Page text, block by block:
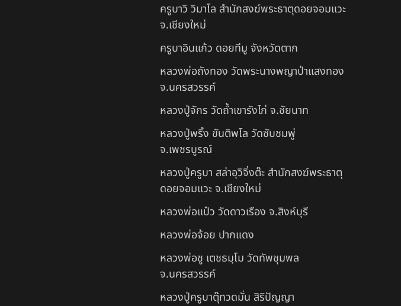
ครูบาวิ วิมาโล สำนักสงฆ์พระธาตุดอยจอมแวะ
จ.เชียงใหม่
ครูบาอินแก้ว ดอยทีมู จังหวัดตาก
หลวงพ่อถังทอง วัดพระนางพญาป่าแสงทอง
จ.นครสวรรค์
หลวงปู่จักร วัดถ้ำเขารังไก่ จ.ชัยนาท
หลวงปู่พริ้ง ขันติพโล วัดซับชมพู่
จ.เพชรบูรณ์
หลวงปู่ครูบา สล่าอุวิจิ่งต๊ะ สำนักสงฆ์พระธาตุ
ดอยจอมแวะ จ.เชียงใหม่
หลวงพ่อแป๋ว วัดดาวเรือง จ.สิงห์บุรี
หลวงพ่อจ้อย ปากแดง
หลวงพ่อชู เตชธมฺโม วัดทัพชุมพล
จ.นครสวรรค์
หลวงปู่ครูบาตุ๊ทวดมั่น สิริปัญญา